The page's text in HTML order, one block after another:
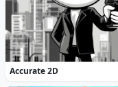
Accurate 2D